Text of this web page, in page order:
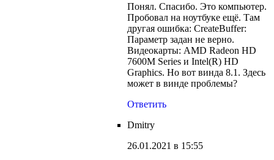
Понял. Спасибо. Это компьютер.
Пробовал на ноутбуке ещё. Там
другая ошибка: CreateBuffer:
Параметр задан не верно.
Видеокарты: AMD Radeon HD
7600M Series и Intel(R) HD
Graphics. Но вот винда 8.1. Здесь
может в винде проблемы?
Ответить
Dmitry
26.01.2021 в 15:55